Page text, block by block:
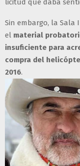
licitud que daba
Sin embargo, la Sala
el material
insuficiente para
compra del
2016.